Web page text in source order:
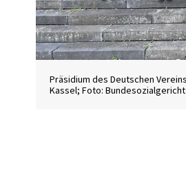
Präsidium des Deutschen
Kassel; Foto: Bundesozialgericht